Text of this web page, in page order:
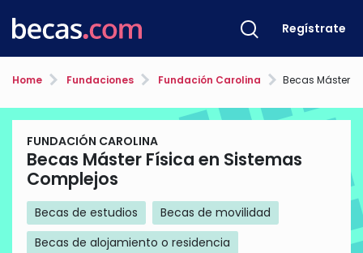
Regístrate
Home Fundaciones Fundación Carolina Becas Máster
FUNDACIÓN CAROLINA
Becas Máster Física en Sistemas
Complejos
Becas de estudios
Becas de movilidad
Becas de alojamiento o residencia